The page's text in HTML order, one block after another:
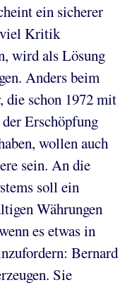
ein sicherer
viel Kritik
wird als Lösung
Anders beim
die schon 1972 mit
Erschöpfung
wollen auch
sein. An die
soll ein
Währungen
es etwas in
Bernard
Sie